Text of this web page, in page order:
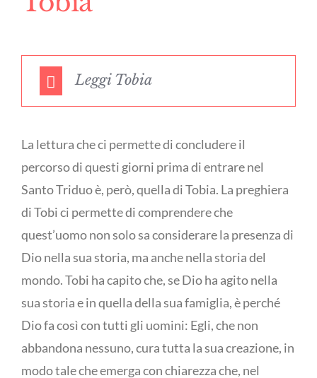
Leggi Tobia
La lettura che ci permette di concludere il
percorso di questi giorni prima di entrare nel
Santo Triduo è, però, quella di Tobia. La preghiera
di Tobi ci permette di comprendere che
quest’uomo non solo sa considerare la presenza di
Dio nella sua storia, ma anche nella storia del
mondo. Tobi ha capito che, se Dio ha agito nella
sua storia e in quella della sua famiglia, è perché
Dio fa così con tutti gli uomini: Egli, che non
abbandona nessuno, cura tutta la sua creazione, in
modo tale che emerga con chiarezza che, nel